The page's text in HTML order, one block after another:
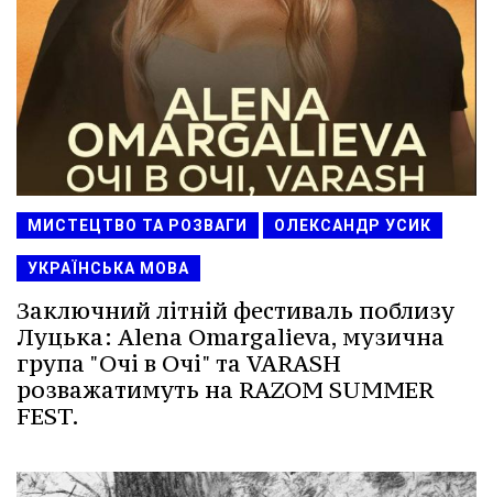
МИСТЕЦТВО ТА РОЗВАГИ ОЛЕКСАНДР УСИК
УКРАЇНСЬКА МОВА
Заключний літній фестиваль поблизу
Луцька: Alena Omargalieva, музична
група "Очі в Очі" та VARASH
розважатимуть на RAZOM SUMMER
FEST.